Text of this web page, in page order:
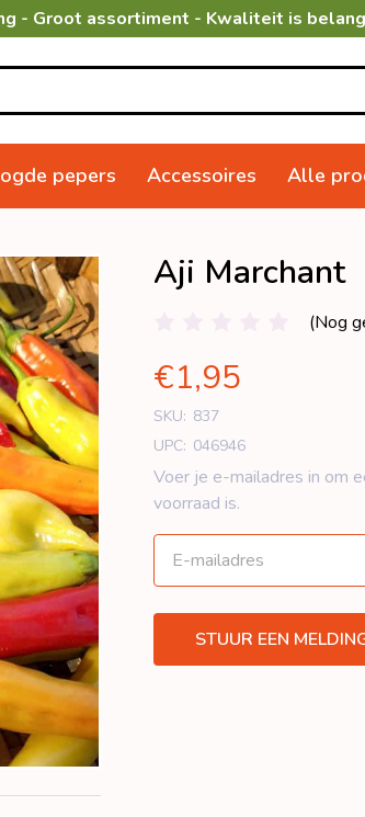
- Groot assortiment - Kwaliteit is
pepers Accessoires Alle
Aji Marchant
(Nog
€1,95
SKU: 837
UPC: 046946
Voer je e-mailadres in om
voorraad is.